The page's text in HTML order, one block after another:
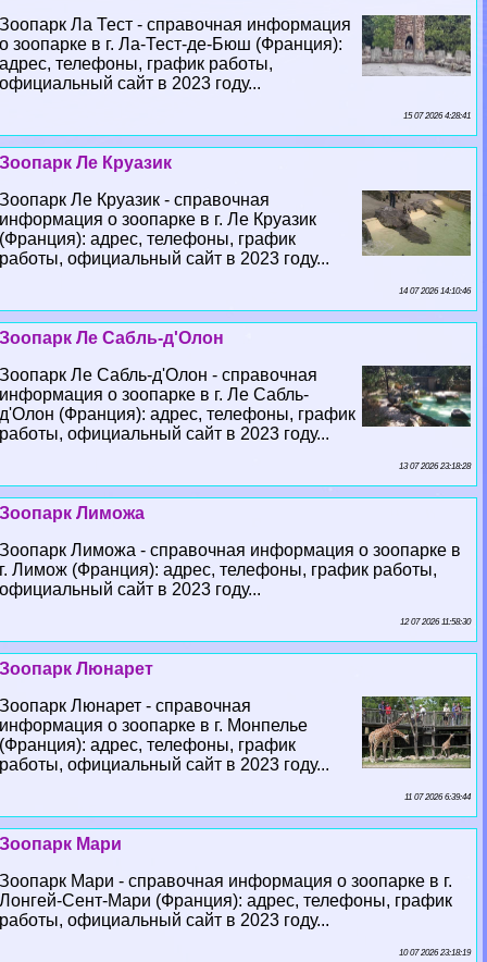
Зоопарк Ла Тест - справочная информация
о зоопарке в г. Ла-Тест-де-Бюш (Франция):
адрес, телефоны, график работы,
официальный сайт в 2023 году...
15 07 2026 4:28:41
Зоопарк Ле Круазик
Зоопарк Ле Круазик - справочная
информация о зоопарке в г. Ле Круазик
(Франция): адрес, телефоны, график
работы, официальный сайт в 2023 году...
14 07 2026 14:10:46
Зоопарк Ле Сабль-д'Олон
Зоопарк Ле Сабль-д'Олон - справочная
информация о зоопарке в г. Ле Сабль-
д'Олон (Франция): адрес, телефоны, график
работы, официальный сайт в 2023 году...
13 07 2026 23:18:28
Зоопарк Лиможа
Зоопарк Лиможа - справочная информация о зоопарке в
г. Лимож (Франция): адрес, телефоны, график работы,
официальный сайт в 2023 году...
12 07 2026 11:58:30
Зоопарк Люнарет
Зоопарк Люнарет - справочная
информация о зоопарке в г. Монпелье
(Франция): адрес, телефоны, график
работы, официальный сайт в 2023 году...
11 07 2026 6:39:44
Зоопарк Мари
Зоопарк Мари - справочная информация о зоопарке в г.
Лонгeй-Сент-Мари (Франция): адрес, телефоны, график
работы, официальный сайт в 2023 году...
10 07 2026 23:18:19